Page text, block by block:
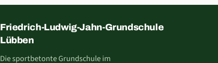
Friedrich-Ludwig-Jahn-Grundschule
Lübben
Die sportbetonte Grundschule im